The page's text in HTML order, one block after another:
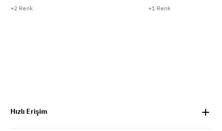
+2 Renk +1 Renk
Hızlı Erişim